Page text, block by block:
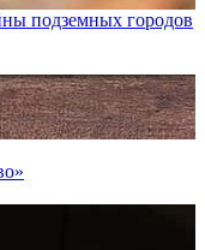
подземных городов